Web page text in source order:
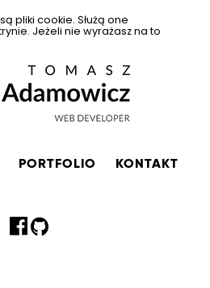
- web
PORTFOLIO KONTAKT
pliki cookie. Służą one
Jeżeli nie wyrażasz na to